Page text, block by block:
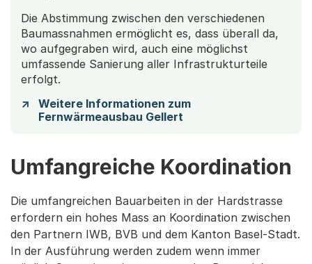
Die Abstimmung zwischen den verschiedenen
Baumassnahmen ermöglicht es, dass überall da,
wo aufgegraben wird, auch eine möglichst
umfassende Sanierung aller Infrastrukturteile
erfolgt.
Weitere Informationen zum
Fernwärmeausbau Gellert
Umfangreiche Koordination
Die umfangreichen Bauarbeiten in der Hardstrasse
erfordern ein hohes Mass an Koordination zwischen
den Partnern IWB, BVB und dem Kanton Basel-Stadt.
In der Ausführung werden zudem wenn immer